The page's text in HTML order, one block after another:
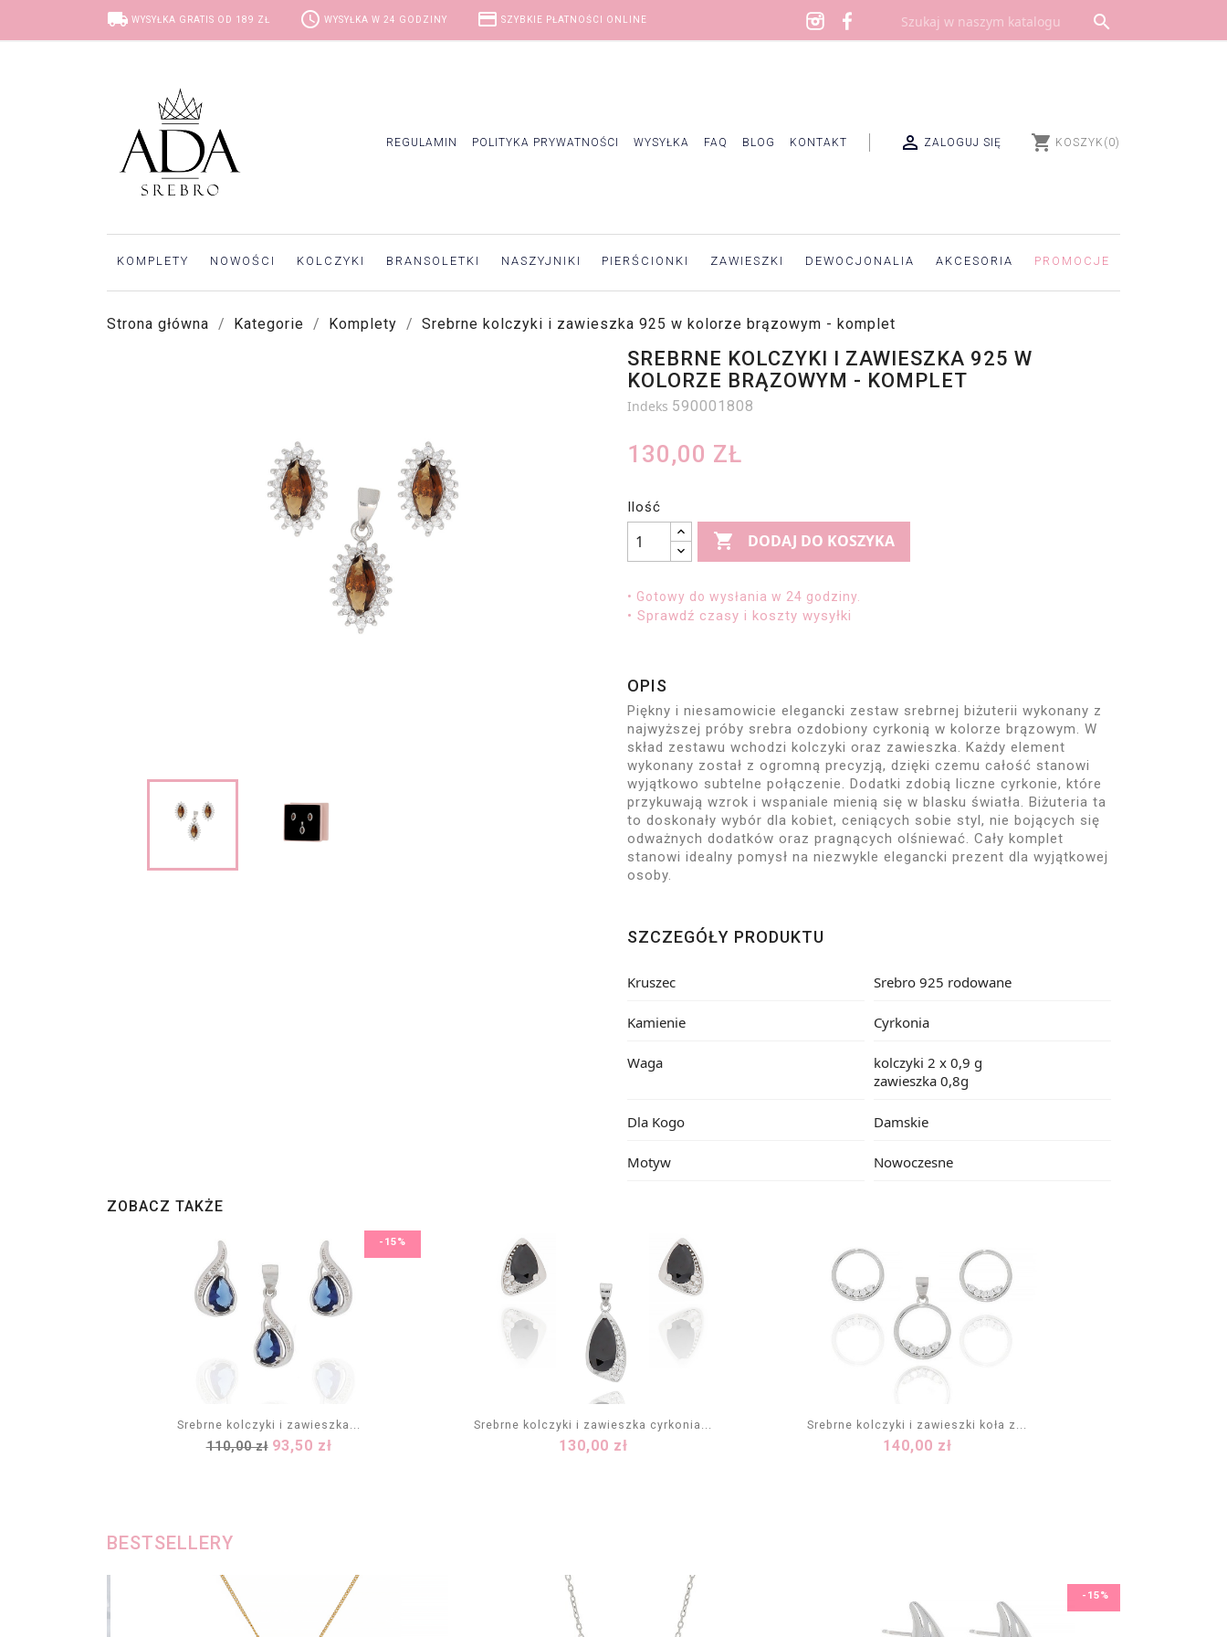
local_shipping WYSYŁKA GRATIS OD 189 ZŁ access_time WYSYŁKA W 24 GODZINY credit_card SZYBKIE PŁATNOŚCI ONLINE 
REGULAMIN POLITYKA PRYWATNOŚCI WYSYŁKA FAQ BLOG KONTAKT  ZALOGUJ SIĘ shopping_cart KOSZYK (0)
KOMPLETY NOWOŚCI KOLCZYKI BRANSOLETKI NASZYJNIKI PIERŚCIONKI ZAWIESZKI DEWOCJONALIA AKCESORIA PROMOCJE
Strona główna Kategorie Komplety Srebrne kolczyki i zawieszka 925 w kolorze brązowym - komplet
SREBRNE KOLCZYKI I ZAWIESZKA 925 W
KOLORZE BRĄZOWYM - KOMPLET
Indeks 590001808
130,00 ZŁ
Ilość
 DODAJ DO KOSZYKA
• Gotowy do wysłania w 24 godziny.
• Sprawdź czasy i koszty wysyłki
OPIS
Piękny i niesamowicie elegancki zestaw srebrnej biżuterii wykonany z
najwyższej próby srebra ozdobiony cyrkonią w kolorze brązowym. W
skład zestawu wchodzi kolczyki oraz zawieszka. Każdy element
wykonany został z ogromną precyzją, dzięki czemu całość stanowi
wyjątkowo subtelne połączenie. Dodatki zdobią liczne cyrkonie, które
przykuwają wzrok i wspaniale mienią się w blasku światła. Biżuteria ta
to doskonały wybór dla kobiet, ceniących sobie styl, nie bojących się
odważnych dodatków oraz pragnących olśniewać. Cały komplet
stanowi idealny pomysł na niezwykle elegancki prezent dla wyjątkowej
osoby.
SZCZEGÓŁY PRODUKTU
Kruszec Srebro 925 rodowane
Kamienie Cyrkonia
Waga
kolczyki 2 x 0,9 g
zawieszka 0,8g
Dla Kogo Damskie
Motyw Nowoczesne
ZOBACZ TAKŻE
Srebrne kolczyki i zawieszka...
Cena
110,00 zł Cena
93,50 zł
-15%
DODAJ DO KOSZYKA
Srebrne kolczyki i zawieszka cyrkonia...
Cena
130,00 zł
DODAJ DO KOSZYKA
Srebrne kolczyki i zawieszki koła z...
Cena
140,00 zł
DODAJ DO KOSZYKA
BESTSELLERY
-15%